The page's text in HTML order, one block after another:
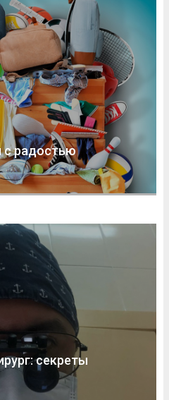
с радостью
секреты